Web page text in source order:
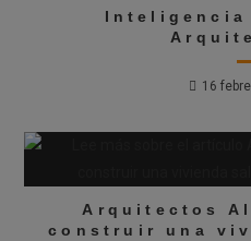
16
Arquitectos
construir una